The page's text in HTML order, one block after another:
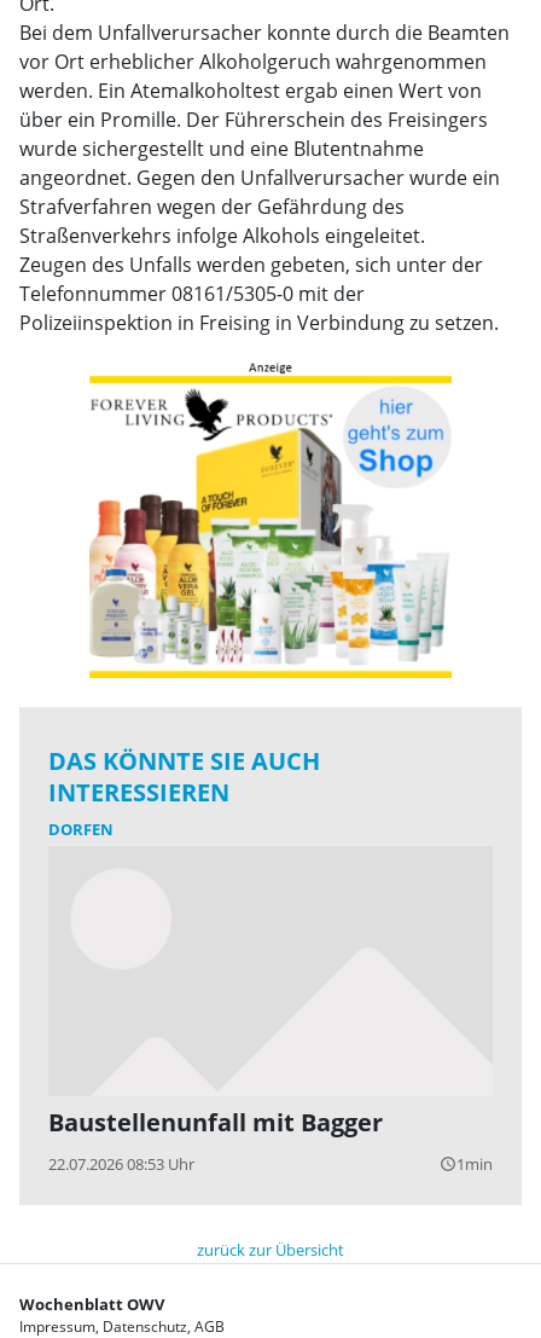
Bei dem Unfallverursacher konnte durch die Beamten
vor Ort erheblicher Alkoholgeruch wahrgenommen
werden. Ein Atemalkoholtest ergab einen Wert von
über ein Promille. Der Führerschein des Freisingers
wurde sichergestellt und eine Blutentnahme
angeordnet. Gegen den Unfallverursacher wurde ein
Strafverfahren wegen der Gefährdung des
Straßenverkehrs infolge Alkohols eingeleitet.
Zeugen des Unfalls werden gebeten, sich unter der
Telefonnummer 08161/5305-0 mit der
Polizeiinspektion in Freising in Verbindung zu setzen.
DAS KÖNNTE SIE AUCH
INTERESSIEREN
DORFEN
Baustellenunfall mit Bagger
22.07.2026 08:53 Uhr query_builder1min
zurück zur Übersicht
Wochenblatt OWV
Impressum Datenschutz AGB